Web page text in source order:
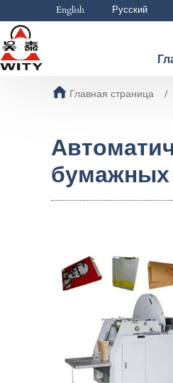
English Русский
Главная страница